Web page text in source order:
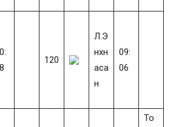
120
Л.Э
нхн
аса
н
09:
06
То